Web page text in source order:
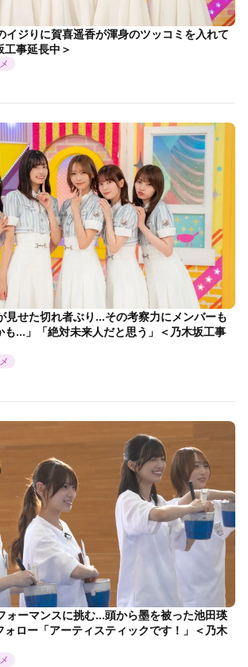
イジりに賀喜遥香が渾身のツッコミを入れて
事延長中＞
見せた切れ者ぶり…その考察力にメンバーも
も…」「絶対未来人だと思う」＜乃木坂工事
ォーマンスに挑む…頭から墨を被った池田瑛
ォロー「アーティスティックです！」＜乃木